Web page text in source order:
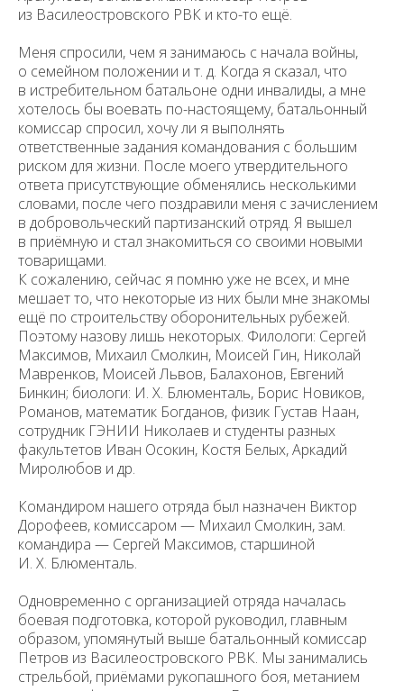
из Василеостровского РВК и кто-то ещё.
Меня спросили, чем я занимаюсь с начала войны,
о семейном положении и т. д. Когда я сказал, что
в истребительном батальоне одни инвалиды, а мне
хотелось бы воевать по-настоящему, батальонный
комиссар спросил, хочу ли я выполнять
ответственные задания командования с большим
риском для жизни. После моего утвердительного
ответа присутствующие обменялись несколькими
словами, после чего поздравили меня с зачислением
в добровольческий партизанский отряд. Я вышел
в приёмную и стал знакомиться со своими новыми
товарищами.
К сожалению, сейчас я помню уже не всех, и мне
мешает то, что некоторые из них были мне знакомы
ещё по строительству оборонительных рубежей.
Поэтому назову лишь некоторых. Филологи: Сергей
Максимов, Михаил Смолкин, Моисей Гин, Николай
Мавренков, Моисей Львов, Балахонов, Евгений
Бинкин; биологи: И. Х. Блюменталь, Борис Новиков,
Романов, математик Богданов, физик Густав Наан,
сотрудник ГЭНИИ Николаев и студенты разных
факультетов Иван Осокин, Костя Белых, Аркадий
Миролюбов и др.
Командиром нашего отряда был назначен Виктор
Дорофеев, комиссаром — Михаил Смолкин, зам.
командира — Сергей Максимов, старшиной
И. Х. Блюменталь.
Одновременно с организацией отряда началась
боевая подготовка, которой руководил, главным
образом, упомянутый выше батальонный комиссар
Петров из Василеостровского РВК. Мы занимались
стрельбой, приёмами рукопашного боя, метанием